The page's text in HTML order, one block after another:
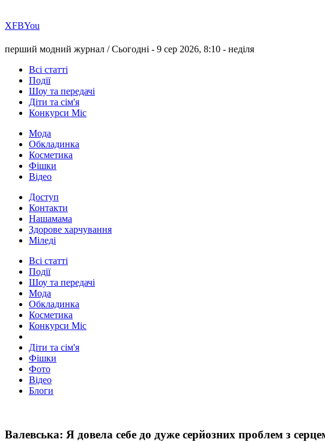
ХFBYou
перший модний журнал /Сьогодні - 9 сер 2026, 8:10 - неділя
Всі статті
Події
Шоу та передачі
Діти та сім'я
Конкурси Міс
Мода
Обкладинка
Косметика
Фішки
Відео
Доступ
Контакти
Нашамама
Здорове харчування
Міледі
Всі статті
Події
Шоу та передачі
Мода
Обкладинка
Косметика
Конкурси Міс
Діти та сім'я
Фішки
Фото
Відео
Блоги
Валевська: Я довела себе до дуже серйозних проблем з